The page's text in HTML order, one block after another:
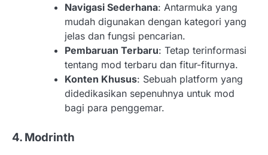
Navigasi Sederhana: Antarmuka yang
mudah digunakan dengan kategori yang
jelas dan fungsi pencarian.
Pembaruan Terbaru: Tetap terinformasi
tentang mod terbaru dan fitur-fiturnya.
Konten Khusus: Sebuah platform yang
didedikasikan sepenuhnya untuk mod
bagi para penggemar.
4. Modrinth